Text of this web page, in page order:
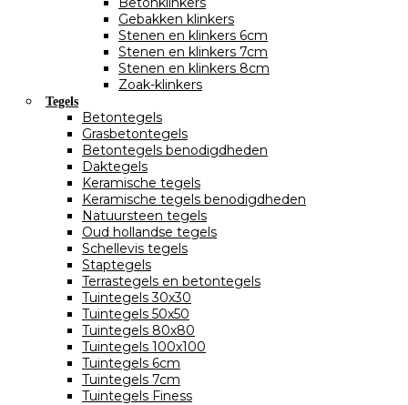
Gebakken klinkers
Stenen en klinkers 6cm
Stenen en klinkers 7cm
Stenen en klinkers 8cm
Zoak-klinkers
Tegels
Betontegels
Grasbetontegels
Betontegels benodigdheden
Daktegels
Keramische tegels
Keramische tegels benodigdheden
Natuursteen tegels
Oud hollandse tegels
Schellevis tegels
Staptegels
Terrastegels en betontegels
Tuintegels 30x30
Tuintegels 50x50
Tuintegels 80x80
Tuintegels 100x100
Tuintegels 6cm
Tuintegels 7cm
Tuintegels Finess